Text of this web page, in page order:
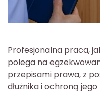
Profesjonalna praca,
polega na
przepisami prawa, z
dłużnika i ochroną